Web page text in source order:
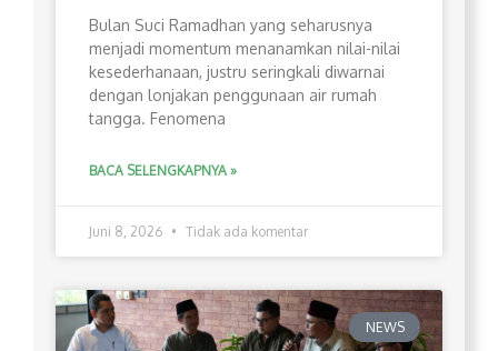
Bulan Suci Ramadhan yang seharusnya
menjadi momentum menanamkan nilai-nilai
kesederhanaan, justru seringkali diwarnai
dengan lonjakan penggunaan air rumah
tangga. Fenomena
BACA SELENGKAPNYA »
Juni 8, 2026 Tidak ada komentar
NEWS